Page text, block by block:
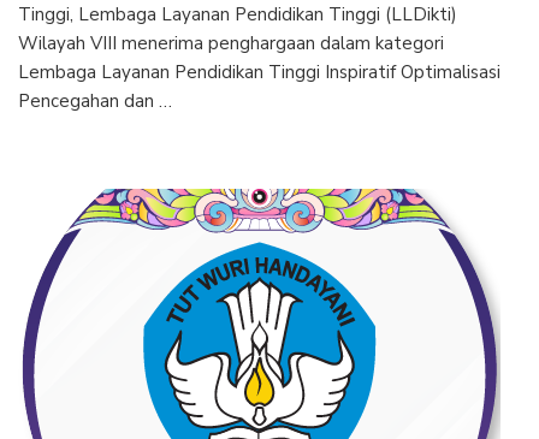
Tinggi, Lembaga Layanan Pendidikan Tinggi (LLDikti)
Wilayah VIII menerima penghargaan dalam kategori
Lembaga Layanan Pendidikan Tinggi Inspiratif Optimalisasi
Pencegahan dan …